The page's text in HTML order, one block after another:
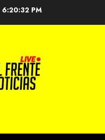
6:20:32 PM